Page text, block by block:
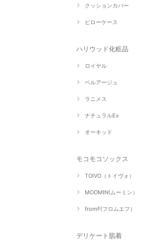
クッションカバー
ピローケース
ハリウッド化粧品
ロイヤル
ベルアージュ
ラニメス
ナチュラルEx
オーキッド
モコモコソックス
TOIVO（トイヴォ）
MOOMIN(ムーミン）
fromF(フロムエフ）
デリケート肌着